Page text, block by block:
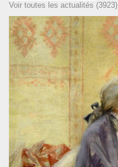
Voir toutes les actualités (3923)